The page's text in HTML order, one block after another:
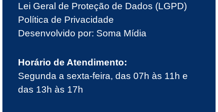
Lei Geral de Proteção de Dados (LGPD)
Política de Privacidade
Desenvolvido por: Soma Mídia
Horário de Atendimento:
Segunda a sexta-feira, das 07h às 11h e
das 13h às 17h